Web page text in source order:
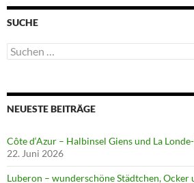
SUCHE
Suchen
nach:
NEUESTE BEITRÄGE
Côte d‘Azur – Halbinsel Giens und La
22. Juni 2026
Luberon – wunderschöne Städtchen, Ocker